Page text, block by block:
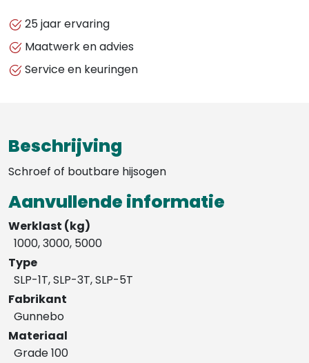
25 jaar ervaring
Maatwerk en advies
Service en keuringen
Beschrijving
Schroef of boutbare hijsogen
Aanvullende informatie
Werklast (kg)
1000, 3000, 5000
Type
SLP-1T, SLP-3T, SLP-5T
Fabrikant
Gunnebo
Materiaal
Grade 100